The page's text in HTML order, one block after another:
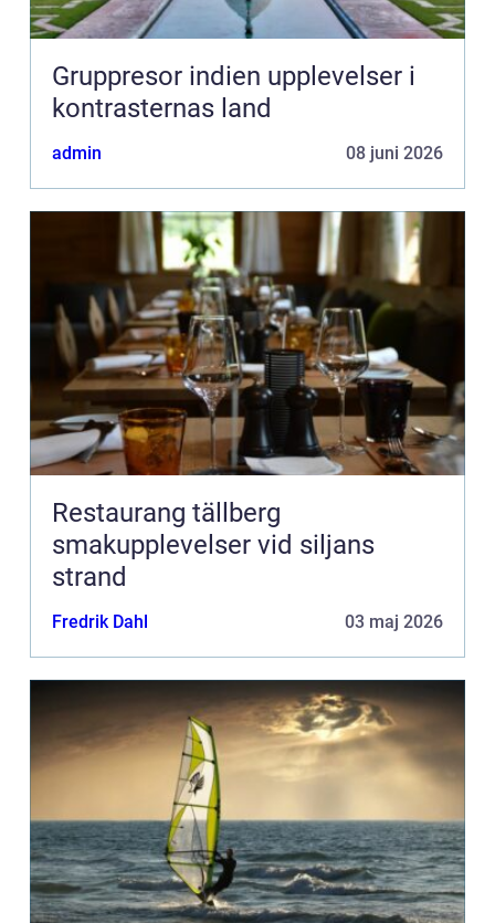
Gruppresor indien upplevelser i
kontrasternas land
admin 08 juni 2026
Restaurang tällberg
smakupplevelser vid siljans
strand
Fredrik Dahl 03 maj 2026